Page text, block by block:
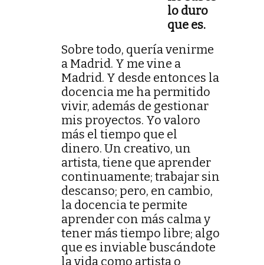
lo duro
que es.
Sobre todo, quería venirme
a Madrid. Y me vine a
Madrid. Y desde entonces la
docencia me ha permitido
vivir, además de gestionar
mis proyectos. Yo valoro
más el tiempo que el
dinero. Un creativo, un
artista, tiene que aprender
continuamente; trabajar sin
descanso; pero, en cambio,
la docencia te permite
aprender con más calma y
tener más tiempo libre; algo
que es inviable buscándote
la vida como artista o